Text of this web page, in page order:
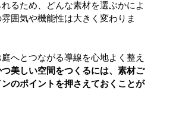
るため、どんな素材を選ぶかによ
囲気や機能性は大きく変わりま
へとつながる導線を心地よく整え
美しい空間をつくるには、素材ご
のポイントを押さえておくことが